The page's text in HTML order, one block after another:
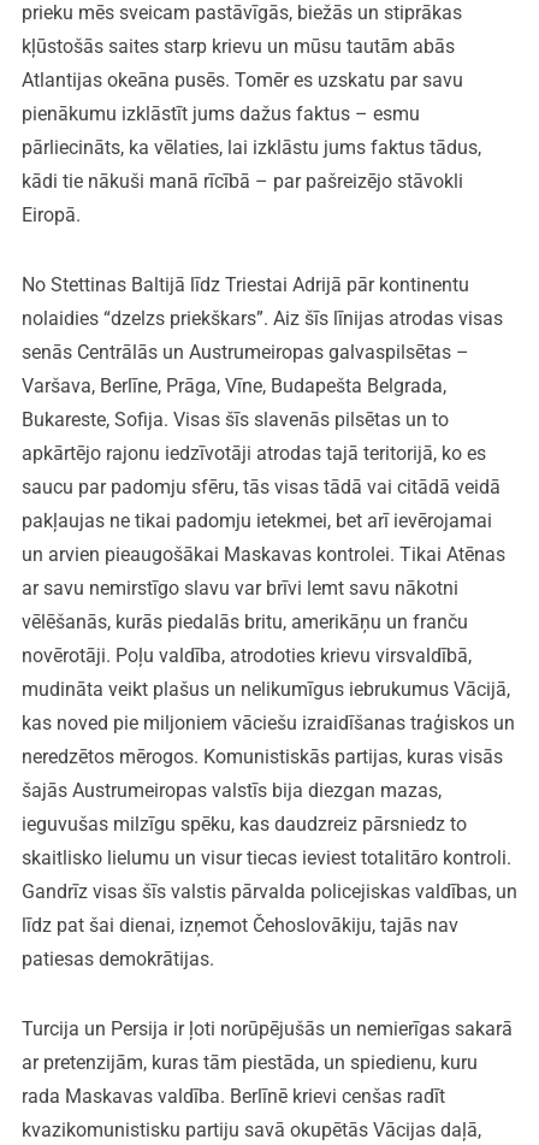
prieku mēs sveicam pastāvīgās, biežās un stiprākas
kļūstošās saites starp krievu un mūsu tautām abās
Atlantijas okeāna pusēs. Tomēr es uzskatu par savu
pienākumu izklāstīt jums dažus faktus – esmu
pārliecināts, ka vēlaties, lai izklāstu jums faktus tādus,
kādi tie nākuši manā rīcībā – par pašreizējo stāvokli
Eiropā.
No Stettinas Baltijā līdz Triestai Adrijā pār kontinentu
nolaidies “dzelzs priekškars”. Aiz šīs līnijas atrodas visas
senās Centrālās un Austrumeiropas galvaspilsētas –
Varšava, Berlīne, Prāga, Vīne, Budapešta Belgrada,
Bukareste, Sofija. Visas šīs slavenās pilsētas un to
apkārtējo rajonu iedzīvotāji atrodas tajā teritorijā, ko es
saucu par padomju sfēru, tās visas tādā vai citādā veidā
pakļaujas ne tikai padomju ietekmei, bet arī ievērojamai
un arvien pieaugošākai Maskavas kontrolei. Tikai Atēnas
ar savu nemirstīgo slavu var brīvi lemt savu nākotni
vēlēšanās, kurās piedalās britu, amerikāņu un franču
novērotāji. Poļu valdība, atrodoties krievu virsvaldībā,
mudināta veikt plašus un nelikumīgus iebrukumus Vācijā,
kas noved pie miljoniem vāciešu izraidīšanas traģiskos un
neredzētos mērogos. Komunistiskās partijas, kuras visās
šajās Austrumeiropas valstīs bija diezgan mazas,
ieguvušas milzīgu spēku, kas daudzreiz pārsniedz to
skaitlisko lielumu un visur tiecas ieviest totalitāro kontroli.
Gandrīz visas šīs valstis pārvalda policejiskas valdības, un
līdz pat šai dienai, izņemot Čehoslovākiju, tajās nav
patiesas demokrātijas.
Turcija un Persija ir ļoti norūpējušās un nemierīgas sakarā
ar pretenzijām, kuras tām piestāda, un spiedienu, kuru
rada Maskavas valdība. Berlīnē krievi cenšas radīt
kvazikomunistisku partiju savā okupētās Vācijas daļā,